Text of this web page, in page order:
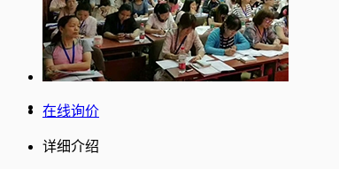
在线询价
详细介绍